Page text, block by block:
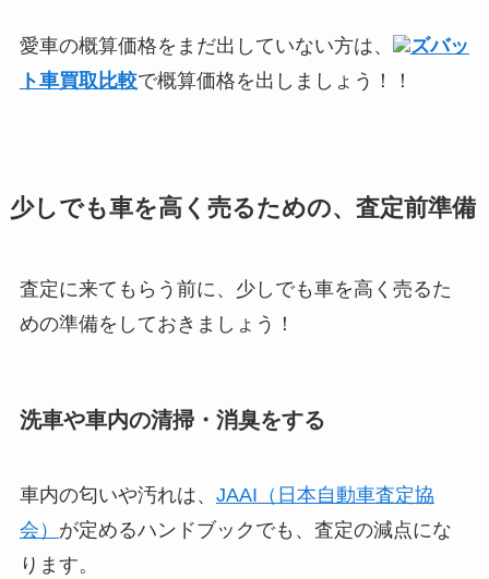
愛車の概算価格をまだ出していない方は、
ズバッ
ト車買取比較で概算価格を出しましょう！！
少しでも車を高く売るための、査定前準備
査定に来てもらう前に、少しでも車を高く売るた
めの準備をしておきましょう！
洗車や車内の清掃・消臭をする
車内の匂いや汚れは、 JAAI（日本自動車査定協
会） が定めるハンドブックでも、査定の減点にな
ります。